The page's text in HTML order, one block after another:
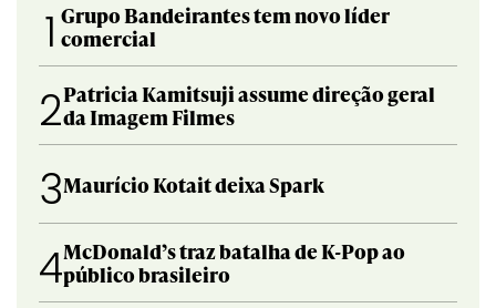
1 Grupo Bandeirantes tem novo líder
comercial
2Patricia Kamitsuji assume direção geral
da Imagem Filmes
3Maurício Kotait deixa Spark
4McDonald’s traz batalha de K-Pop ao
público brasileiro